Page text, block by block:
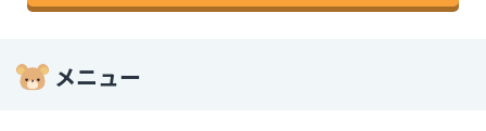
メニュー